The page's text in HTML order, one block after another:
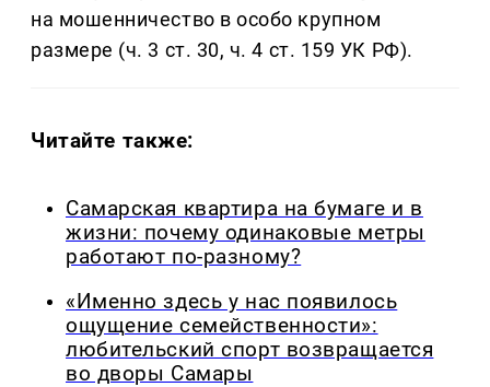
на мошенничество в особо крупном
размере (ч. 3 ст. 30, ч. 4 ст. 159 УК РФ).
Читайте также:
Самарская квартира на бумаге и в
жизни: почему одинаковые метры
работают по-разному?
«Именно здесь у нас появилось
ощущение семейственности»:
любительский спорт возвращается
во дворы Самары